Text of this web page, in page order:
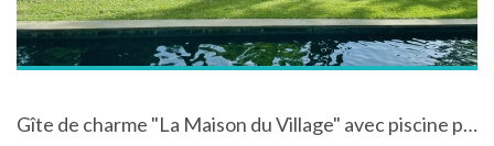
Gîte de charme "La Maison du Village" avec piscine privée au coeur du Pays Cathare à Montlaur